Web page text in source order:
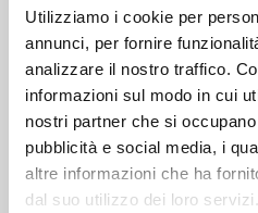
Utilizziamo i cookie per
annunci, per fornire
analizzare il nostro traffico.
informazioni sul modo in cui
nostri partner che si
pubblicità e social media, i
altre informazioni che ha
dal suo utilizzo dei loro servizi.
Immagina un’esperienza rigenerante
corpo e rivitalizzare lo spirito.
Con la vasca da bagno ti regali un
al tuo spazio in cui colori, lusso e
unico e dal carattere deciso.
Regola il flusso d’aria con i
momento indimenticabile.
L’offerta dei sistemi benessere delle